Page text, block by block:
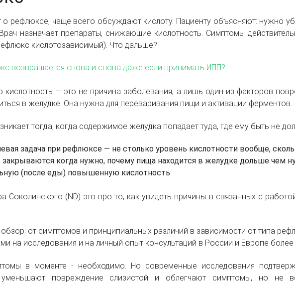
о рефлюксе, чаще всего обсуждают кислоту. Пациенту объясняют: нужно
Врач назначает препараты, снижающие кислотность. Симптомы
кислотозависимый). Что дальше?
возвращается снова и снова даже если принимать ИПП?
кислотность — это не причина заболевания, а лишь один из факторов
в желудке. Она нужна для переваривания пищи и активации ферментов.
тогда, когда содержимое желудка попадает туда, где ему быть не
задача при рефлюксе — не столько уровень кислотности вообще,
когда нужно, почему пища находится в желудке дольше чем
(после еды) повышенную кислотность
Соколинского (ND) это про то, как увидеть причины в связанных с
от симптомов и принципиальных различий в зависимости от типа
на исследования и на личный опыт консультаций в России и Европе более
в моменте - необходимо. Но современные исследования
уменьшают повреждение слизистой и облегчают симптомы, но не